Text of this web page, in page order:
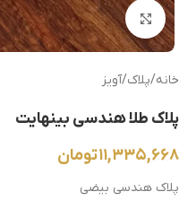
بزرگنمایی تصویر
خانه/پلاک/آویز
پلاک طلا هندسی بینهایت
۱۱,۳۳۵,۶۶۸تومان
پلاک هندسی بیضی